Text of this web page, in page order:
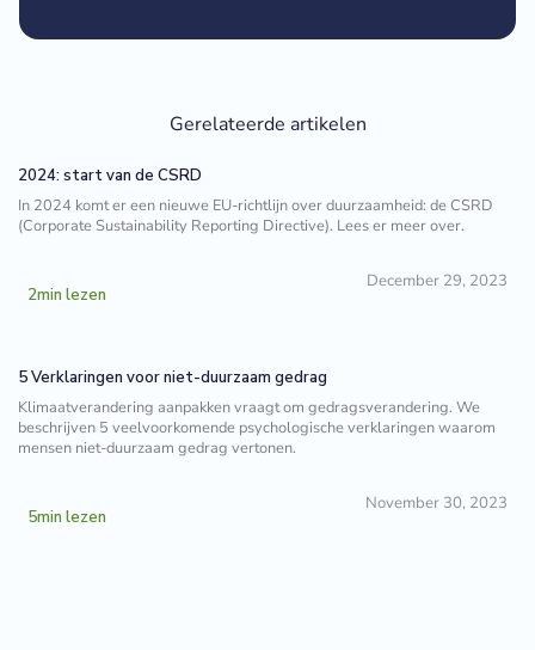
Gerelateerde artikelen
2024: start van de CSRD
In 2024 komt er een nieuwe EU-richtlijn over duurzaamheid: de CSRD
(Corporate Sustainability Reporting Directive). Lees er meer over.
2min lezen
December 29, 2023
5 Verklaringen voor niet-duurzaam gedrag
Klimaatverandering aanpakken vraagt om gedragsverandering. We
beschrijven 5 veelvoorkomende psychologische verklaringen waarom
mensen niet-duurzaam gedrag vertonen.
5min lezen
November 30, 2023